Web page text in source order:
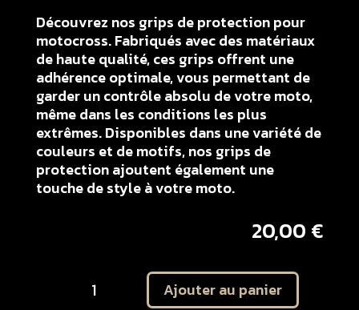
Découvrez nos grips de protection pour
motocross. Fabriqués avec des matériaux
de haute qualité, ces grips offrent une
adhérence optimale, vous permettant de
garder un contrôle absolu de votre moto,
même dans les conditions les plus
extrêmes. Disponibles dans une variété de
couleurs et de motifs, nos grips de
protection ajoutent également une
touche de style à votre moto.
20,00 €
Ajouter au panier